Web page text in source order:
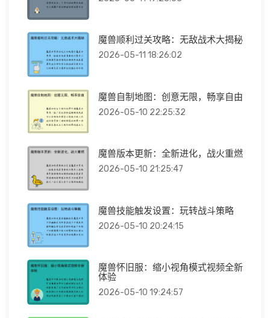
魔兽顺利过关攻略：无敌战术大揭秘
2026-05-11 18:26:02
魔兽自制地图：创意无限，畅享自由
2026-05-10 22:25:32
魔兽版本更新：全新进化，战火重燃
2026-05-10 21:25:47
魔兽技能触发设置：玩转战斗策略
2026-05-10 20:24:15
魔兽怀旧服：缩小视角模式视频全新
体验
2026-05-10 19:24:57